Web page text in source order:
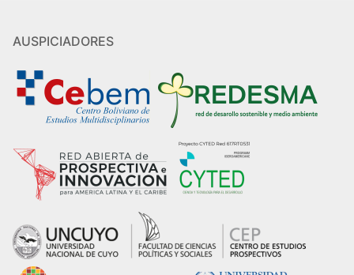
AUSPICIADORES